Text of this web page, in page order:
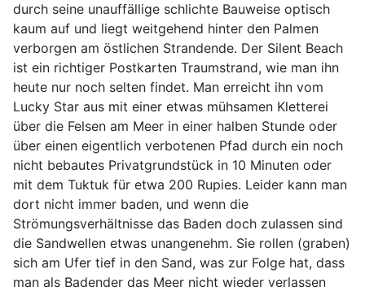
durch seine unauffällige schlichte Bauweise optisch
kaum auf und liegt weitgehend hinter den Palmen
verborgen am östlichen Strandende. Der Silent Beach
ist ein richtiger Postkarten Traumstrand, wie man ihn
heute nur noch selten findet. Man erreicht ihn vom
Lucky Star aus mit einer etwas mühsamen Kletterei
über die Felsen am Meer in einer halben Stunde oder
über einen eigentlich verbotenen Pfad durch ein noch
nicht bebautes Privatgrundstück in 10 Minuten oder
mit dem Tuktuk für etwa 200 Rupies. Leider kann man
dort nicht immer baden, und wenn die
Strömungsverhältnisse das Baden doch zulassen sind
die Sandwellen etwas unangenehm. Sie rollen (graben)
sich am Ufer tief in den Sand, was zur Folge hat, dass
man als Badender das Meer nicht wieder verlassen